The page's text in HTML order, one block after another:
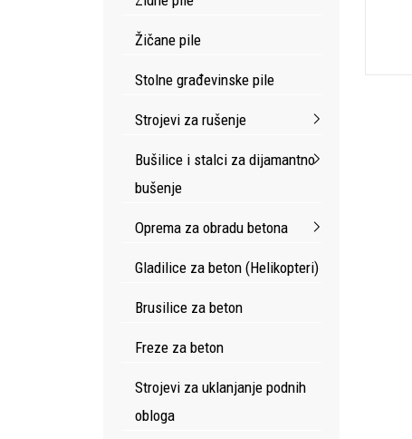
Žičane pile
Stolne građevinske pile
Strojevi za rušenje
Bušilice i stalci za dijamantno
bušenje
Oprema za obradu betona
Gladilice za beton (Helikopteri)
Brusilice za beton
Freze za beton
Strojevi za uklanjanje podnih
obloga